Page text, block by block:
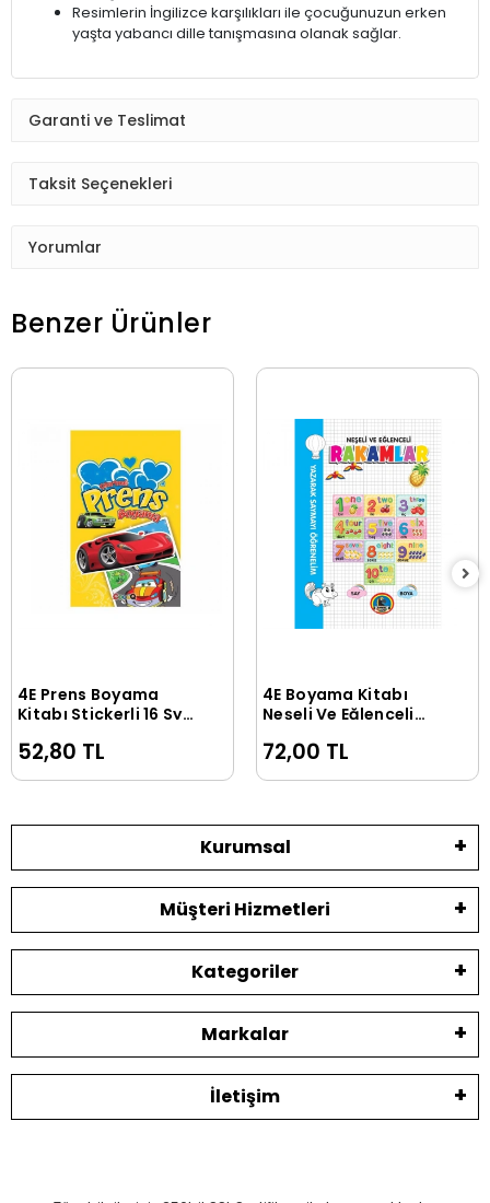
Resimlerin İngilizce karşılıkları ile çocuğunuzun erken
yaşta yabancı dille tanışmasına olanak sağlar.
Garanti ve Teslimat
Taksit Seçenekleri
Yorumlar
Benzer Ürünler
Sepete Ekle
4E Prens Boyama
Kitabı Stickerli 16 Syf
52,80 TL
Sepete Ekle
4E Boyama Kitabı
Neşeli Ve Eğlenceli
Yayınevi
72,00 TL
Kurumsal
Müşteri Hizmetleri
Kategoriler
Markalar
İletişim